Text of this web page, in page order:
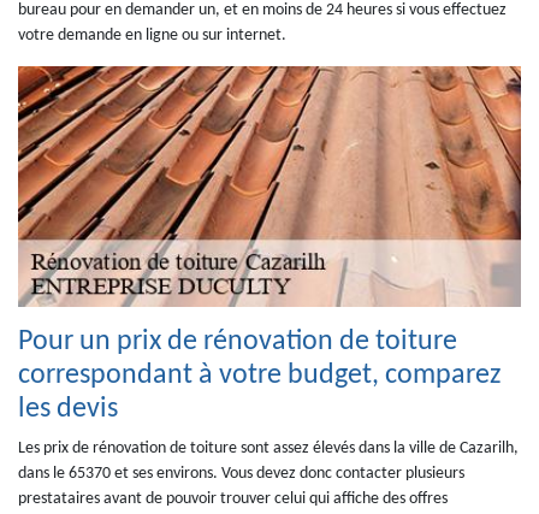
bureau pour en demander un, et en moins de 24 heures si vous effectuez
votre demande en ligne ou sur internet.
Pour un prix de rénovation de toiture
correspondant à votre budget, comparez
les devis
Les prix de rénovation de toiture sont assez élevés dans la ville de Cazarilh,
dans le 65370 et ses environs. Vous devez donc contacter plusieurs
prestataires avant de pouvoir trouver celui qui affiche des offres